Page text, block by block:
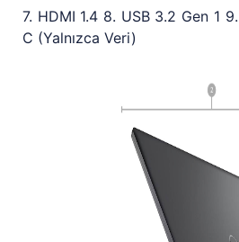
7. HDMI 1.4 8. USB 3.2 Gen 1
C (Yalnızca Veri)